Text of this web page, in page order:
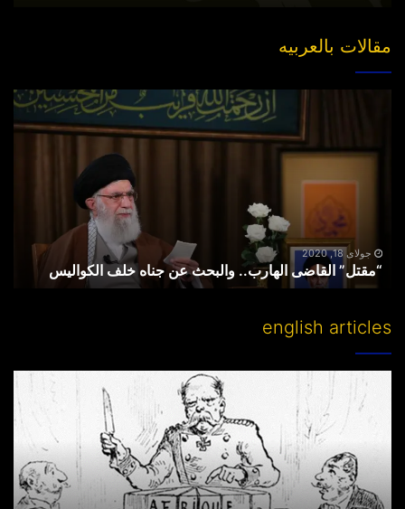
مقالات بالعربیه
والبحث
جولای 18, 2020
“مقتل” القاضی الهارب.. والبحث عن جناه خلف الکوالیس
english articles
others’